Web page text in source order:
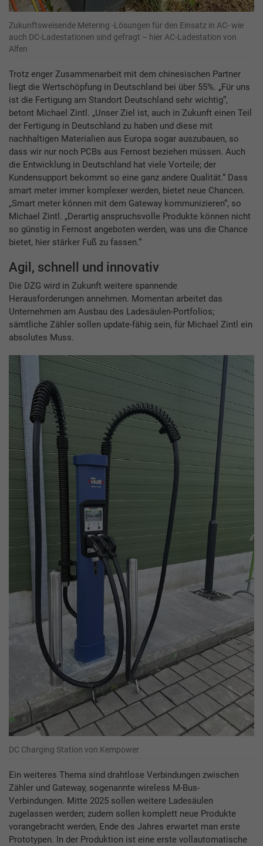
Zukunftsweisende Metering -Lösungen für den Einsatz in AC- wie
auch DC-Ladestationen sind gefragt – hier AC-Ladestation von
Alfen
Trotz enger Zusammenarbeit mit dem chinesischen Partner
liegt die Wertschöpfung in Deutschland bei über 55%. „Für uns
ist die Fertigung am Standort Deutschland sehr wichtig“,
betont Michael Zintl. „Unser Ziel ist, auch in Zukunft einen Teil
der Fertigung in Deutschland zu haben und diese mit
nachhaltigen Materialien aus Europa sogar auszubauen, so
dass wir nur noch PCBs aus Fernost beziehen müssen. Auch
die Entwicklung in Deutschland hat viele Vorteile; der
Kundensupport bekommt so eine ganz andere Qualität.“ Dass
smart meter immer komplexer werden, bietet neue Chancen.
„Smart meter können mit dem Gateway kommunizieren“, so
Michael Zintl. „Derartig anspruchsvolle Produkte können nicht
so günstig in Fernost angeboten werden, was uns die Chance
bietet, hier stärker Fuß zu fassen.“
Agil, schnell und innovativ
Die DZG wird in Zukunft weitere spannende
Herausforderungen annehmen. Momentan arbeitet das
Unternehmen am Ausbau des Ladesäulen-Portfolios;
sämtliche Zähler sollen update-fähig sein, für Michael Zintl ein
absolutes Muss.
DC Charging Station von Kempower
Ein weiteres Thema sind drahtlose Verbindungen zwischen
Zähler und Gateway, sogenannte wireless M-Bus-
Verbindungen. Mitte 2025 sollen weitere Ladesäulen
zugelassen werden; zudem sollen komplett neue Produkte
vorangebracht werden, Ende des Jahres erwartet man erste
Prototypen. In der Produktion ist eine erste vollautomatische